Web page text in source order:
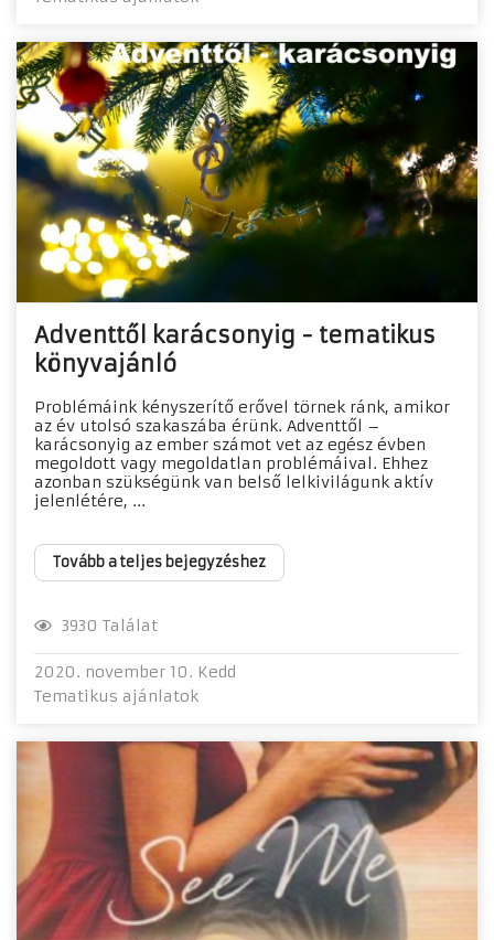
Adventtől karácsonyig - tematikus
könyvajánló
Problémáink kényszerítő erővel törnek ránk, amikor
az év utolsó szakaszába érünk. Adventtől –
karácsonyig az ember számot vet az egész évben
megoldott vagy megoldatlan problémáival. Ehhez
azonban szükségünk van belső lelkivilágunk aktív
jelenlétére, ...
Tovább a teljes bejegyzéshez
3930 Találat
2020. november 10. Kedd
Tematikus ajánlatok